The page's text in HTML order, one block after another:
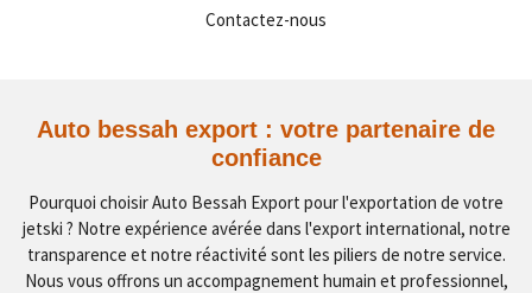
Contactez-nous
Auto bessah export : votre partenaire de
confiance
Pourquoi choisir Auto Bessah Export pour l'exportation de votre
jetski ? Notre expérience avérée dans l'export international, notre
transparence et notre réactivité sont les piliers de notre service.
Nous vous offrons un accompagnement humain et professionnel,